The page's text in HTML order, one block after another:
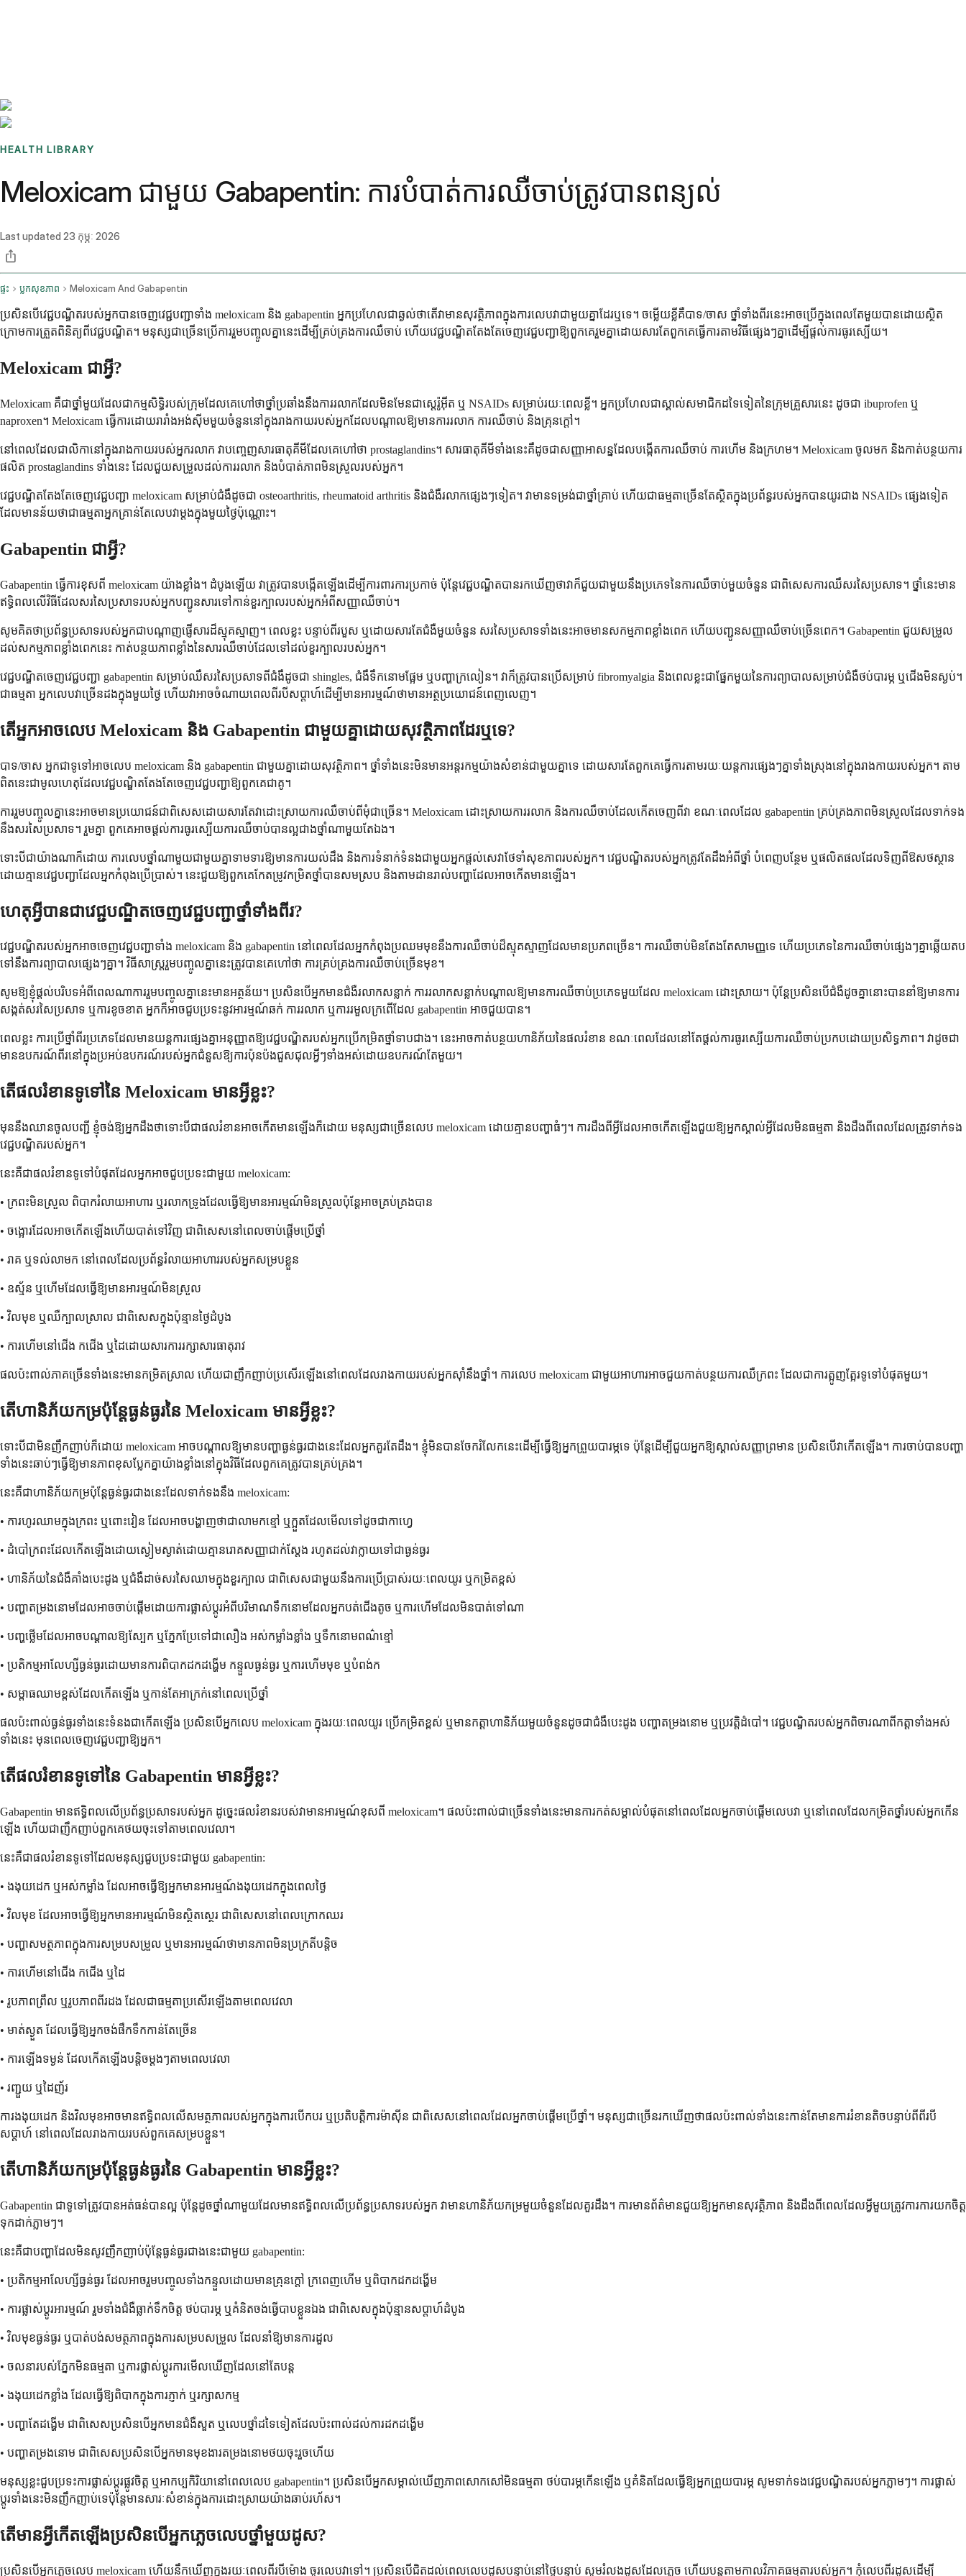
HEALTH LIBRARY
Meloxicam ជាមួយ Gabapentin: ការបំបាត់ការឈឺចាប់ត្រូវបានពន្យល់
Last updated 23 កុម្ភៈ 2026
ផ្ទះ ប្លុកសុខភាព Meloxicam And Gabapentin
ប្រសិនបើវេជ្ជបណ្ឌិតរបស់អ្នកបានចេញវេជ្ជបញ្ជាទាំង meloxicam និង gabapentin អ្នកប្រហែលជាឆ្ងល់ថាតើវាមានសុវត្ថិភាពក្នុងការលេបវាជាមួយគ្នាដែរឬទេ។ ចម្លើយខ្លីគឺបាទ/ចាស ថ្នាំទាំងពីរនេះអាចប្រើក្នុងពេលតែមួយបានដោយស្ថិត
ក្រោមការត្រួតពិនិត្យពីវេជ្ជបណ្ឌិត។ មនុស្សជាច្រើនប្រើការរួមបញ្ចូលគ្នានេះដើម្បីគ្រប់គ្រងការឈឺចាប់ ហើយវេជ្ជបណ្ឌិតតែងតែចេញវេជ្ជបញ្ជាឱ្យពួកគេរួមគ្នាដោយសារតែពួកគេធ្វើការតាមវិធីផ្សេងៗគ្នាដើម្បីផ្តល់ការធូរស្បើយ។
Meloxicam ជាអ្វី?
Meloxicam គឺជាថ្នាំមួយដែលជាកម្មសិទ្ធិរបស់ក្រុមដែលគេហៅថាថ្នាំប្រឆាំងនឹងការរលាកដែលមិនមែនជាស្តេរ៉ូអ៊ីត ឬ NSAIDs សម្រាប់រយៈពេលខ្លី។ អ្នកប្រហែលជាស្គាល់សមាជិកដទៃទៀតនៃក្រុមគ្រួសារនេះ ដូចជា ibuprofen ឬ
naproxen។ Meloxicam ធ្វើការដោយរារាំងអង់ស៊ីមមួយចំនួននៅក្នុងរាងកាយរបស់អ្នកដែលបណ្តាលឱ្យមានការរលាក ការឈឺចាប់ និងគ្រុនក្តៅ។
នៅពេលដែលជាលិកានៅក្នុងរាងកាយរបស់អ្នករលាក វាបញ្ចេញសារធាតុគីមីដែលគេហៅថា prostaglandins។ សារធាតុគីមីទាំងនេះគឺដូចជាសញ្ញាអាសន្នដែលបង្កើតការឈឺចាប់ ការហើម និងក្រហម។ Meloxicam ចូលមក និងកាត់បន្ថយការ
ផលិត prostaglandins ទាំងនេះ ដែលជួយសម្រួលដល់ការរលាក និងបំបាត់ភាពមិនស្រួលរបស់អ្នក។
វេជ្ជបណ្ឌិតតែងតែចេញវេជ្ជបញ្ជា meloxicam សម្រាប់ជំងឺដូចជា osteoarthritis, rheumatoid arthritis និងជំងឺរលាកផ្សេងៗទៀត។ វាមានទម្រង់ជាថ្នាំគ្រាប់ ហើយជាធម្មតាច្រើនតែស្ថិតក្នុងប្រព័ន្ធរបស់អ្នកបានយូរជាង NSAIDs ផ្សេងទៀត
ដែលមានន័យថាជាធម្មតាអ្នកគ្រាន់តែលេបវាម្តងក្នុងមួយថ្ងៃប៉ុណ្ណោះ។
Gabapentin ជាអ្វី?
Gabapentin ធ្វើការខុសពី meloxicam យ៉ាងខ្លាំង។ ដំបូងឡើយ វាត្រូវបានបង្កើតឡើងដើម្បីការពារការប្រកាច់ ប៉ុន្តែវេជ្ជបណ្ឌិតបានរកឃើញថាវាក៏ជួយជាមួយនឹងប្រភេទនៃការឈឺចាប់មួយចំនួន ជាពិសេសការឈឺសរសៃប្រសាទ។ ថ្នាំនេះមាន
ឥទ្ធិពលលើវិធីដែលសរសៃប្រសាទរបស់អ្នកបញ្ជូនសារទៅកាន់ខួរក្បាលរបស់អ្នកអំពីសញ្ញាឈឺចាប់។
សូមគិតថាប្រព័ន្ធប្រសាទរបស់អ្នកជាបណ្តាញផ្ញើសារដ៏ស្មុគស្មាញ។ ពេលខ្លះ បន្ទាប់ពីរបួស ឬដោយសារតែជំងឺមួយចំនួន សរសៃប្រសាទទាំងនេះអាចមានសកម្មភាពខ្លាំងពេក ហើយបញ្ជូនសញ្ញាឈឺចាប់ច្រើនពេក។ Gabapentin ជួយសម្រួល
ដល់សកម្មភាពខ្លាំងពេកនេះ កាត់បន្ថយភាពខ្លាំងនៃសារឈឺចាប់ដែលទៅដល់ខួរក្បាលរបស់អ្នក។
វេជ្ជបណ្ឌិតចេញវេជ្ជបញ្ជា gabapentin សម្រាប់ឈឺសរសៃប្រសាទពីជំងឺដូចជា shingles, ជំងឺទឹកនោមផ្អែម ឬបញ្ហាក្រលៀន។ វាក៏ត្រូវបានប្រើសម្រាប់ fibromyalgia និងពេលខ្លះជាផ្នែកមួយនៃការព្យាបាលសម្រាប់ជំងឺថប់បារម្ភ ឬជើងមិនស្ងប់។
ជាធម្មតា អ្នកលេបវាច្រើនដងក្នុងមួយថ្ងៃ ហើយវាអាចចំណាយពេលពីរបីសប្តាហ៍ដើម្បីមានអារម្មណ៍ថាមានអត្ថប្រយោជន៍ពេញលេញ។
តើអ្នកអាចលេប Meloxicam និង Gabapentin ជាមួយគ្នាដោយសុវត្ថិភាពដែរឬទេ?
បាទ/ចាស អ្នកជាទូទៅអាចលេប meloxicam និង gabapentin ជាមួយគ្នាដោយសុវត្ថិភាព។ ថ្នាំទាំងនេះមិនមានអន្តរកម្មយ៉ាងសំខាន់ជាមួយគ្នាទេ ដោយសារតែពួកគេធ្វើការតាមរយៈយន្តការផ្សេងៗគ្នាទាំងស្រុងនៅក្នុងរាងកាយរបស់អ្នក។ តាម
ពិតនេះជាមូលហេតុដែលវេជ្ជបណ្ឌិតតែងតែចេញវេជ្ជបញ្ជាឱ្យពួកគេជាគូ។
ការរួមបញ្ចូលគ្នានេះអាចមានប្រយោជន៍ជាពិសេសដោយសារតែវាដោះស្រាយការឈឺចាប់ពីមុំជាច្រើន។ Meloxicam ដោះស្រាយការរលាក និងការឈឺចាប់ដែលកើតចេញពីវា ខណៈពេលដែល gabapentin គ្រប់គ្រងភាពមិនស្រួលដែលទាក់ទង
នឹងសរសៃប្រសាទ។ រួមគ្នា ពួកគេអាចផ្តល់ការធូរស្បើយការឈឺចាប់បានល្អជាងថ្នាំណាមួយតែឯង។
ទោះបីជាយ៉ាងណាក៏ដោយ ការលេបថ្នាំណាមួយជាមួយគ្នាទាមទារឱ្យមានការយល់ដឹង និងការទំនាក់ទំនងជាមួយអ្នកផ្តល់សេវាថែទាំសុខភាពរបស់អ្នក។ វេជ្ជបណ្ឌិតរបស់អ្នកត្រូវតែដឹងអំពីថ្នាំ បំពេញបន្ថែម ឬផលិតផលដែលទិញពីឱសថស្ថាន
ដោយគ្មានវេជ្ជបញ្ជាដែលអ្នកកំពុងប្រើប្រាស់។ នេះជួយឱ្យពួកគេកែតម្រូវកម្រិតថ្នាំបានសមស្រប និងតាមដានរាល់បញ្ហាដែលអាចកើតមានឡើង។
ហេតុអ្វីបានជាវេជ្ជបណ្ឌិតចេញវេជ្ជបញ្ជាថ្នាំទាំងពីរ?
វេជ្ជបណ្ឌិតរបស់អ្នកអាចចេញវេជ្ជបញ្ជាទាំង meloxicam និង gabapentin នៅពេលដែលអ្នកកំពុងប្រឈមមុខនឹងការឈឺចាប់ដ៏ស្មុគស្មាញដែលមានប្រភពច្រើន។ ការឈឺចាប់មិនតែងតែសាមញ្ញទេ ហើយប្រភេទនៃការឈឺចាប់ផ្សេងៗគ្នាឆ្លើយតប
ទៅនឹងការព្យាបាលផ្សេងៗគ្នា។ វិធីសាស្រ្តរួមបញ្ចូលគ្នានេះត្រូវបានគេហៅថា ការគ្រប់គ្រងការឈឺចាប់ច្រើនមុខ។
សូមឱ្យខ្ញុំផ្តល់បរិបទអំពីពេលណាការរួមបញ្ចូលគ្នានេះមានអត្ថន័យ។ ប្រសិនបើអ្នកមានជំងឺរលាកសន្លាក់ ការរលាកសន្លាក់បណ្តាលឱ្យមានការឈឺចាប់ប្រភេទមួយដែល meloxicam ដោះស្រាយ។ ប៉ុន្តែប្រសិនបើជំងឺដូចគ្នានោះបាននាំឱ្យមានការ
សង្កត់សរសៃប្រសាទ ឬការខូចខាត អ្នកក៏អាចជួបប្រទះនូវអារម្មណ៍ឆក់ ការរលាក ឬការរមួលក្រពើដែល gabapentin អាចជួយបាន។
ពេលខ្លះ ការប្រើថ្នាំពីរប្រភេទដែលមានយន្តការផ្សេងគ្នាអនុញ្ញាតឱ្យវេជ្ជបណ្ឌិតរបស់អ្នកប្រើកម្រិតថ្នាំទាបជាង។ នេះអាចកាត់បន្ថយហានិភ័យនៃផលរំខាន ខណៈពេលដែលនៅតែផ្តល់ការធូរស្បើយការឈឺចាប់ប្រកបដោយប្រសិទ្ធភាព។ វាដូចជា
មានឧបករណ៍ពីរនៅក្នុងប្រអប់ឧបករណ៍របស់អ្នកជំនួសឱ្យការប៉ុនប៉ងជួសជុលអ្វីៗទាំងអស់ដោយឧបករណ៍តែមួយ។
តើផលរំខានទូទៅនៃ Meloxicam មានអ្វីខ្លះ?
មុននឹងឈានចូលបញ្ជី ខ្ញុំចង់ឱ្យអ្នកដឹងថាទោះបីជាផលរំខានអាចកើតមានឡើងក៏ដោយ មនុស្សជាច្រើនលេប meloxicam ដោយគ្មានបញ្ហាធំៗ។ ការដឹងពីអ្វីដែលអាចកើតឡើងជួយឱ្យអ្នកស្គាល់អ្វីដែលមិនធម្មតា និងដឹងពីពេលដែលត្រូវទាក់ទង
វេជ្ជបណ្ឌិតរបស់អ្នក។
នេះគឺជាផលរំខានទូទៅបំផុតដែលអ្នកអាចជួបប្រទះជាមួយ meloxicam:
• ក្រពះមិនស្រួល ពិបាករំលាយអាហារ ឬរលាកទ្រូងដែលធ្វើឱ្យមានអារម្មណ៍មិនស្រួលប៉ុន្តែអាចគ្រប់គ្រងបាន
• ចង្អោរដែលអាចកើតឡើងហើយបាត់ទៅវិញ ជាពិសេសនៅពេលចាប់ផ្តើមប្រើថ្នាំ
• រាគ ឬទល់លាមក នៅពេលដែលប្រព័ន្ធរំលាយអាហាររបស់អ្នកសម្របខ្លួន
• ឧស្ម័ន ឬហើមដែលធ្វើឱ្យមានអារម្មណ៍មិនស្រួល
• វិលមុខ ឬឈឺក្បាលស្រាល ជាពិសេសក្នុងប៉ុន្មានថ្ងៃដំបូង
• ការហើមនៅជើង កជើង ឬដៃដោយសារការរក្សាសារធាតុរាវ
ផលប៉ះពាល់ភាគច្រើនទាំងនេះមានកម្រិតស្រាល ហើយជាញឹកញាប់ប្រសើរឡើងនៅពេលដែលរាងកាយរបស់អ្នកស៊ាំនឹងថ្នាំ។ ការលេប meloxicam ជាមួយអាហារអាចជួយកាត់បន្ថយការឈឺក្រពះ ដែលជាការត្អូញត្អែរទូទៅបំផុតមួយ។
តើហានិភ័យកម្រប៉ុន្តែធ្ងន់ធ្ងរនៃ Meloxicam មានអ្វីខ្លះ?
ទោះបីជាមិនញឹកញាប់ក៏ដោយ meloxicam អាចបណ្តាលឱ្យមានបញ្ហាធ្ងន់ធ្ងរជាងនេះដែលអ្នកគួរតែដឹង។ ខ្ញុំមិនបានចែករំលែកនេះដើម្បីធ្វើឱ្យអ្នកព្រួយបារម្ភទេ ប៉ុន្តែដើម្បីជួយអ្នកឱ្យស្គាល់សញ្ញាព្រមាន ប្រសិនបើវាកើតឡើង។ ការចាប់បានបញ្ហា
ទាំងនេះឆាប់ៗធ្វើឱ្យមានភាពខុសប្លែកគ្នាយ៉ាងខ្លាំងនៅក្នុងវិធីដែលពួកគេត្រូវបានគ្រប់គ្រង។
នេះគឺជាហានិភ័យកម្រប៉ុន្តែធ្ងន់ធ្ងរជាងនេះដែលទាក់ទងនឹង meloxicam:
• ការហូរឈាមក្នុងក្រពះ ឬពោះវៀន ដែលអាចបង្ហាញថាជាលាមកខ្មៅ ឬក្អួតដែលមើលទៅដូចជាកាហ្វេ
• ដំបៅក្រពះដែលកើតឡើងដោយស្ងៀមស្ងាត់ដោយគ្មានរោគសញ្ញាជាក់ស្តែង រហូតដល់វាក្លាយទៅជាធ្ងន់ធ្ងរ
• ហានិភ័យនៃជំងឺគាំងបេះដូង ឬជំងឺដាច់សរសៃឈាមក្នុងខួរក្បាល ជាពិសេសជាមួយនឹងការប្រើប្រាស់រយៈពេលយូរ ឬកម្រិតខ្ពស់
• បញ្ហាតម្រងនោមដែលអាចចាប់ផ្តើមដោយការផ្លាស់ប្តូរអំពីបរិមាណទឹកនោមដែលអ្នកបត់ជើងតូច ឬការហើមដែលមិនបាត់ទៅណា
• បញ្ហថ្លើមដែលអាចបណ្តាលឱ្យស្បែក ឬភ្នែកប្រែទៅជាលឿង អស់កម្លាំងខ្លាំង ឬទឹកនោមពណ៌ខ្មៅ
• ប្រតិកម្មអាលែហ្សីធ្ងន់ធ្ងរដោយមានការពិបាកដកដង្ហើម កន្ទួលធ្ងន់ធ្ងរ ឬការហើមមុខ ឬបំពង់ក
• សម្ពាធឈាមខ្ពស់ដែលកើតឡើង ឬកាន់តែអាក្រក់នៅពេលប្រើថ្នាំ
ផលប៉ះពាល់ធ្ងន់ធ្ងរទាំងនេះទំនងជាកើតឡើង ប្រសិនបើអ្នកលេប meloxicam ក្នុងរយៈពេលយូរ ប្រើកម្រិតខ្ពស់ ឬមានកត្តាហានិភ័យមួយចំនួនដូចជាជំងឺបេះដូង បញ្ហាតម្រងនោម ឬប្រវត្តិដំបៅ។ វេជ្ជបណ្ឌិតរបស់អ្នកពិចារណាពីកត្តាទាំងអស់
ទាំងនេះ មុនពេលចេញវេជ្ជបញ្ជាឱ្យអ្នក។
តើផលរំខានទូទៅនៃ Gabapentin មានអ្វីខ្លះ?
Gabapentin មានឥទ្ធិពលលើប្រព័ន្ធប្រសាទរបស់អ្នក ដូច្នេះផលរំខានរបស់វាមានអារម្មណ៍ខុសពី meloxicam។ ផលប៉ះពាល់ជាច្រើនទាំងនេះមានការកត់សម្គាល់បំផុតនៅពេលដែលអ្នកចាប់ផ្តើមលេបវា ឬនៅពេលដែលកម្រិតថ្នាំរបស់អ្នកកើន
ឡើង ហើយជាញឹកញាប់ពួកគេថយចុះទៅតាមពេលវេលា។
នេះគឺជាផលរំខានទូទៅដែលមនុស្សជួបប្រទះជាមួយ gabapentin:
• ងងុយដេក ឬអស់កម្លាំង ដែលអាចធ្វើឱ្យអ្នកមានអារម្មណ៍ងងុយដេកក្នុងពេលថ្ងៃ
• វិលមុខ ដែលអាចធ្វើឱ្យអ្នកមានអារម្មណ៍មិនស្ថិតស្ថេរ ជាពិសេសនៅពេលក្រោកឈរ
• បញ្ហាសមត្ថភាពក្នុងការសម្របសម្រួល ឬមានអារម្មណ៍ថាមានភាពមិនប្រក្រតីបន្តិច
• ការហើមនៅជើង កជើង ឬដៃ
• រូបភាពព្រឹល ឬរូបភាពពីរដង ដែលជាធម្មតាប្រសើរឡើងតាមពេលវេលា
• មាត់ស្ងួត ដែលធ្វើឱ្យអ្នកចង់ផឹកទឹកកាន់តែច្រើន
• ការឡើងទម្ងន់ ដែលកើតឡើងបន្តិចម្តងៗតាមពេលវេលា
• រញ្ជួយ ឬដៃញ័រ
ការងងុយដេក និងវិលមុខអាចមានឥទ្ធិពលលើសមត្ថភាពរបស់អ្នកក្នុងការបើកបរ ឬប្រតិបត្តិការម៉ាស៊ីន ជាពិសេសនៅពេលដែលអ្នកចាប់ផ្តើមប្រើថ្នាំ។ មនុស្សជាច្រើនរកឃើញថាផលប៉ះពាល់ទាំងនេះកាន់តែមានការរំខានតិចបន្ទាប់ពីពីរបី
សប្តាហ៍ នៅពេលដែលរាងកាយរបស់ពួកគេសម្របខ្លួន។
តើហានិភ័យកម្រប៉ុន្តែធ្ងន់ធ្ងរនៃ Gabapentin មានអ្វីខ្លះ?
Gabapentin ជាទូទៅត្រូវបានអត់ធន់បានល្អ ប៉ុន្តែដូចថ្នាំណាមួយដែលមានឥទ្ធិពលលើប្រព័ន្ធប្រសាទរបស់អ្នក វាមានហានិភ័យកម្រមួយចំនួនដែលគួរដឹង។ ការមានព័ត៌មានជួយឱ្យអ្នកមានសុវត្ថិភាព និងដឹងពីពេលដែលអ្វីមួយត្រូវការការយកចិត្ត
ទុកដាក់ភ្លាមៗ។
នេះគឺជាបញ្ហាដែលមិនសូវញឹកញាប់ប៉ុន្តែធ្ងន់ធ្ងរជាងនេះជាមួយ gabapentin:
• ប្រតិកម្មអាលែហ្សីធ្ងន់ធ្ងរ ដែលអាចរួមបញ្ចូលទាំងកន្ទួលដោយមានគ្រុនក្តៅ ក្រពេញហើម ឬពិបាកដកដង្ហើម
• ការផ្លាស់ប្តូរអារម្មណ៍ រួមទាំងជំងឺធ្លាក់ទឹកចិត្ត ថប់បារម្ភ ឬគំនិតចង់ធ្វើបាបខ្លួនឯង ជាពិសេសក្នុងប៉ុន្មានសប្តាហ៍ដំបូង
• វិលមុខធ្ងន់ធ្ងរ ឬបាត់បង់សមត្ថភាពក្នុងការសម្របសម្រួល ដែលនាំឱ្យមានការដួល
• ចលនារបស់ភ្នែកមិនធម្មតា ឬការផ្លាស់ប្តូរការមើលឃើញដែលនៅតែបន្ត
• ងងុយដេកខ្លាំង ដែលធ្វើឱ្យពិបាកក្នុងការភ្ញាក់ ឬរក្សាសកម្ម
• បញ្ហាតែដង្ហើម ជាពិសេសប្រសិនបើអ្នកមានជំងឺសួត ឬលេបថ្នាំដទៃទៀតដែលប៉ះពាល់ដល់ការដកដង្ហើម
• បញ្ហាតម្រងនោម ជាពិសេសប្រសិនបើអ្នកមានមុខងារតម្រងនោមថយចុះរួចហើយ
មនុស្សខ្លះជួបប្រទះការផ្លាស់ប្តូរផ្លូវចិត្ត ឬអាកប្បកិរិយានៅពេលលេប gabapentin។ ប្រសិនបើអ្នកសម្គាល់ឃើញភាពសោកសៅមិនធម្មតា ថប់បារម្ភកើនឡើង ឬគំនិតដែលធ្វើឱ្យអ្នកព្រួយបារម្ភ សូមទាក់ទងវេជ្ជបណ្ឌិតរបស់អ្នកភ្លាមៗ។ ការផ្លាស់
ប្តូរទាំងនេះមិនញឹកញាប់ទេប៉ុន្តែមានសារៈសំខាន់ក្នុងការដោះស្រាយយ៉ាងឆាប់រហ័ស។
តើមានអ្វីកើតឡើងប្រសិនបើអ្នកភ្លេចលេបថ្នាំមួយដូស?
ប្រសិនបើអ្នកភ្លេចលេប meloxicam ហើយនឹកឃើញក្នុងរយៈពេលពីរបីម៉ោង ចូរលេបវាទៅ។ ប្រសិនបើជិតដល់ពេលលេបដូសបន្ទាប់នៅថ្ងៃបន្ទាប់ សូមរំលងដូសដែលភ្លេច ហើយបន្តតាមកាលវិភាគធម្មតារបស់អ្នក។ កុំលេបពីរដូសដើម្បី